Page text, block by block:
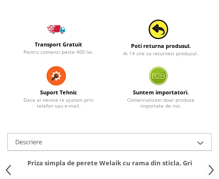
Transport Gratuit
Pentru comenzi peste 400 lei.
Poti returna produsul.
Ai 14 zile sa returnezi produsul.
Suport Tehnic
Daca ai nevoie te ajutam prin
telefon sau e-mail.
Suntem importatori.
Comercializam doar produse
importate de noi.
Descriere
Priza simpla de perete Welaik cu rama din sticla, Gri